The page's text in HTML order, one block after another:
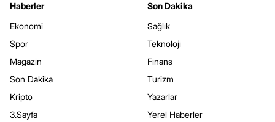
Haberler
Ekonomi
Spor
Magazin
Son Dakika
Kripto
3.Sayfa
Son Dakika
Sağlık
Teknoloji
Finans
Turizm
Yazarlar
Yerel Haberler